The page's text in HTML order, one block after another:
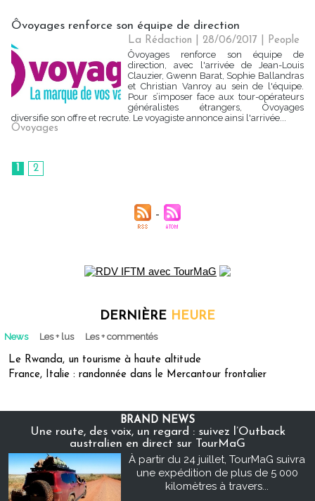
Ôvoyages renforce son équipe de direction
La Rédaction | 28/06/2017
People
Ôvoyages renforce son équipe de
direction, avec l'arrivée de Jean-Louis
Clauzier, Gwenn Barat, Sophie Ballandras
et Christian Vanroy au sein de l'équipe.
Pour s’imposer face aux tour-opérateurs
généralistes étrangers, Ôvoyages
diversifie son offre et recrute. Le voyagiste annonce ainsi l'arrivée...
Ôvoyages
1 2
DERNIÈRE HEURE
News Les + lus Les + commentés
Le Rwanda, un tourisme à haute altitude
France, Italie : randonnée dans le Mercantour frontalier
BRAND NEWS
Une route, des voix, un regard : suivez l’Outback
australien en direct sur TourMaG
À partir du 24 juillet, TourMaG suivra
une expédition de plus de 5 000
kilomètres à travers...